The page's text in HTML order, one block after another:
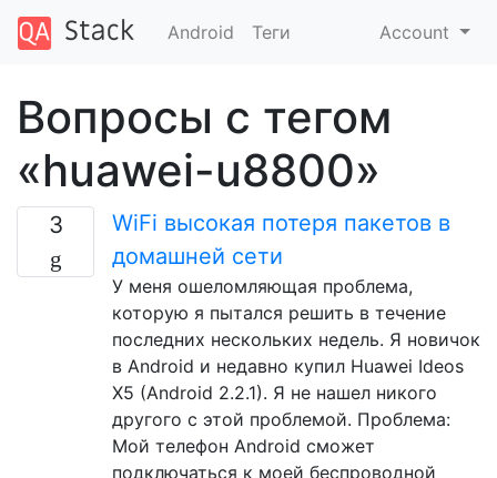
Android Теги Account
Вопросы с тегом
«huawei-u8800»
3
WiFi высокая потеря пакетов в
домашней сети
У меня ошеломляющая проблема,
которую я пытался решить в течение
последних нескольких недель. Я новичок
в Android и недавно купил Huawei Ideos
X5 (Android 2.2.1). Я не нашел никого
другого с этой проблемой. Проблема:
Мой телефон Android сможет
подключаться к моей беспроводной